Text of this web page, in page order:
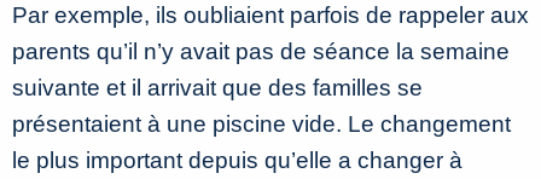
Par exemple, ils oubliaient parfois de rappeler aux
parents qu’il n’y avait pas de séance la semaine
suivante et il arrivait que des familles se
présentaient à une piscine vide. Le changement
le plus important depuis qu’elle a changer à